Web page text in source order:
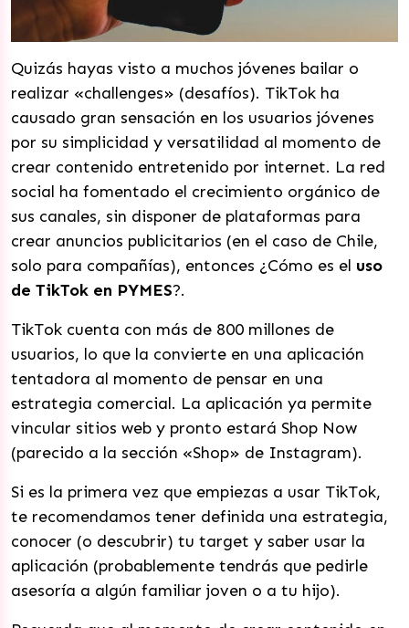
Quizás hayas visto a muchos jóvenes bailar o
realizar «challenges» (desafíos). TikTok ha
causado gran sensación en los usuarios jóvenes
por su simplicidad y versatilidad al momento de
crear contenido entretenido por internet. La red
social ha fomentado el crecimiento orgánico de
sus canales, sin disponer de plataformas para
crear anuncios publicitarios (en el caso de Chile,
solo para compañías), entonces ¿Cómo es el uso
de TikTok en PYMES?.
TikTok cuenta con más de 800 millones de
usuarios, lo que la convierte en una aplicación
tentadora al momento de pensar en una
estrategia comercial. La aplicación ya permite
vincular sitios web y pronto estará Shop Now
(parecido a la sección «Shop» de Instagram).
Si es la primera vez que empiezas a usar TikTok,
te recomendamos tener definida una estrategia,
conocer (o descubrir) tu target y saber usar la
aplicación (probablemente tendrás que pedirle
asesoría a algún familiar joven o a tu hijo).